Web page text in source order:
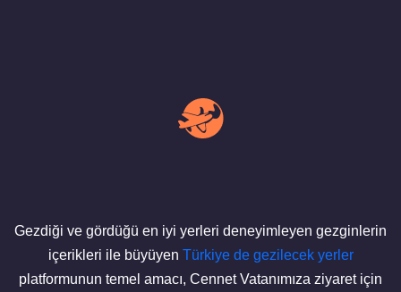
Gezdiği ve gördüğü en iyi yerleri deneyimleyen gezginlerin
içerikleri ile büyüyen Türkiye de gezilecek yerler
platformunun temel amacı, Cennet Vatanımıza ziyaret için